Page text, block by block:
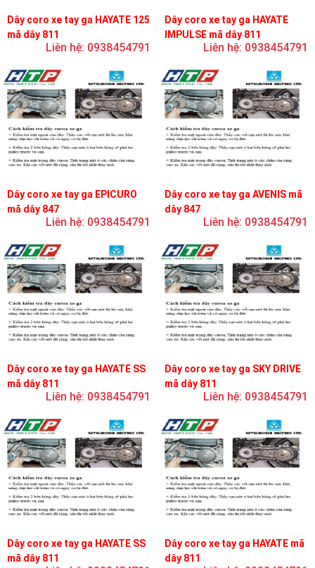
Dây coro xe tay ga HAYATE 125
mã dây 811
Liên hệ: 0938454791
Dây coro xe tay ga HAYATE
IMPULSE mã dây 811
Liên hệ: 0938454791
Dây coro xe tay ga EPICURO
mã dây 847
Liên hệ: 0938454791
Dây coro xe tay ga AVENIS mã
dây 847
Liên hệ: 0938454791
Dây coro xe tay ga HAYATE SS
mã dây 811
Liên hệ: 0938454791
Dây coro xe tay ga SKY DRIVE
mã dây 811
Liên hệ: 0938454791
Dây coro xe tay ga HAYATE SS
mã dây 811
Dây coro xe tay ga HAYATE mã
dây 811